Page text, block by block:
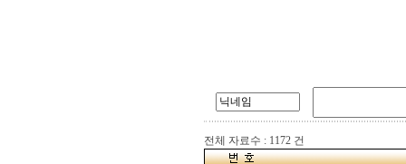
전체 자료수 : 1172 건